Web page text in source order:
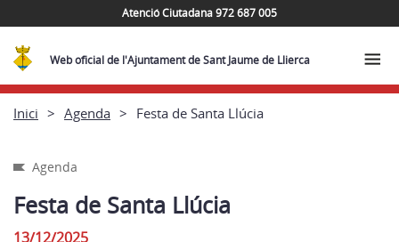
Atenció Ciutadana 972 687 005
Web oficial de l'Ajuntament de Sant Jaume de Llierca
Inici Agenda Festa de Santa Llúcia
Agenda
Festa de Santa Llúcia
13/12/2025